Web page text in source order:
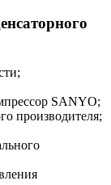
SANYO;
производителя;